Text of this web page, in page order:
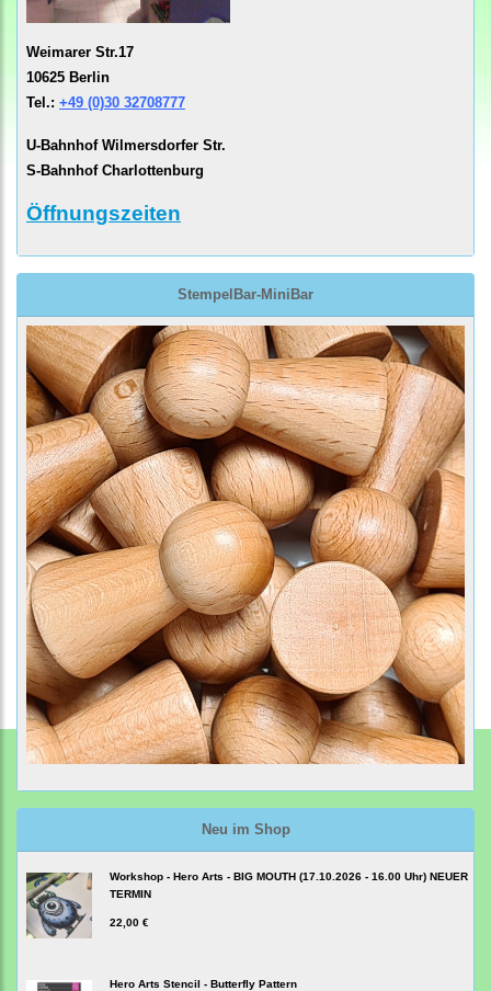
Weimarer Str.17
10625 Berlin
Tel.: +49 (0)30 32708777
U-Bahnhof Wilmersdorfer Str.
S-Bahnhof Charlottenburg
Öffnungszeiten
StempelBar-MiniBar
Neu im Shop
Workshop - Hero Arts - BIG MOUTH (17.10.2026 - 16.00 Uhr) NEUER
TERMIN
22,00 €
Hero Arts Stencil - Butterfly Pattern